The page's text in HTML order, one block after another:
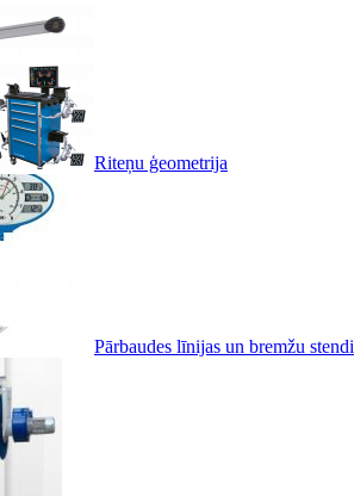
Riteņu ģeometrija
Pārbaudes līnijas un bremžu stendi